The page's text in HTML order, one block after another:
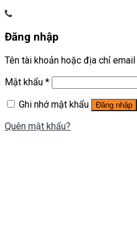
Đăng nhập
Tên tài khoản hoặc địa chỉ email
Mật khẩu *
Ghi nhớ mật khẩu
Đăng nhập
Quên mật khẩu?